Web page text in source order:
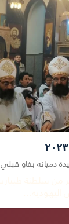
دميانه بفاو قبلي